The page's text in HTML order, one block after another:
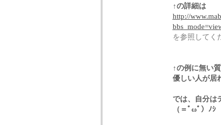
↑の詳細は
http://
を参照してく
↑の例に無い
優しい人が居
では、自分は
（＝ﾟωﾟ）ﾉｼ